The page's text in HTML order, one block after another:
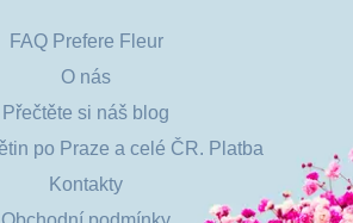
FAQ Prefere Fleur
O nás
Přečtěte si náš blog
po Praze a celé ČR. Platba
Kontakty